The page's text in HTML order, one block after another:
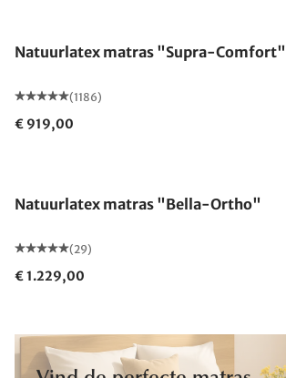
Natuurlatex matras "Supra-Comfort"
(1186)
€ 919,00
Natuurlatex matras "Bella-Ortho"
(29)
€ 1.229,00